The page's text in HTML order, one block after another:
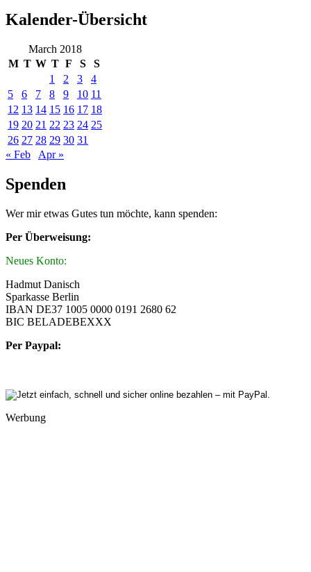
Kalender-Übersicht
March 2018
M T W T F S
S
1
2 3
4
5
6 7 8 9 10 11
12 13 14 15 16 17 18
19 20 21 22 23 24 25
26 27 28 29 30 31
« Feb
Apr »
Spenden
Wer mir etwas Gutes tun möchte, kann spenden:
Per Überweisung:
Neues Konto:
Hadmut Danisch
Sparkasse Berlin
IBAN DE37 1005 0000 0191 2680 62
BIC BELADEBEXXX
Per Paypal:
Werbung